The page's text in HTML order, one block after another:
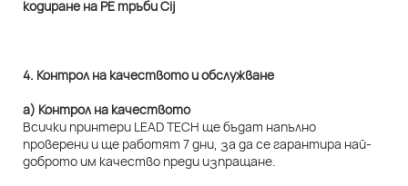
4. Контрол на качеството и обслужване
а) Контрол на качеството
Всички принтери LEAD TECH ще бъдат напълно
проверени и ще работят 7 дни, за да се гарантира най-
доброто им качество преди изпращане.